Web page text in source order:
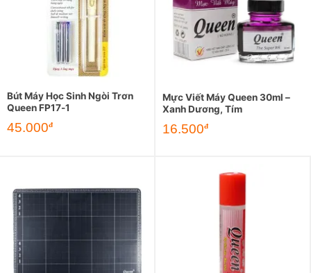
Bút Máy Học Sinh Ngòi Trơn
Queen FP17-1
45.000đ
Mực Viết Máy Queen 30ml –
Xanh Dương, Tím
16.500đ